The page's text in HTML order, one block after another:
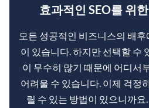
효과적인 SEO를 위
모든 성공적인 비즈니스의 배후
이 있습니다. 하지만 선택할 수
이 무수히 많기 때문에 어디서
어려울 수 있습니다. 이제 걱정
릴 수 있는 방법이 있으니까요